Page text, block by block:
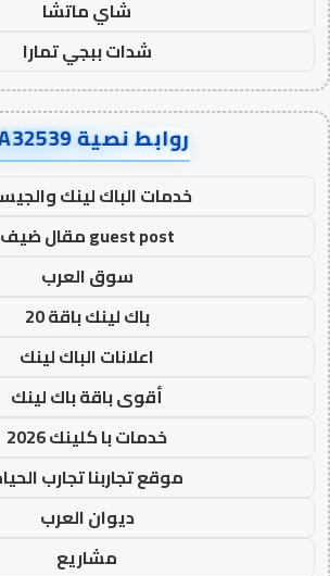
شاي ماتشا
شدات ببجي تمارا
روابط نصية AA32539
خدمات الباك لينك
guest post مقال ضيف
سوق العرب
باك لينك باقة 20
اعلانات الباك لينك
أقوى باقة باك لينك
خدمات با كلينك 2026
موقع تجاربنا تجارب
ديوان العرب
مشاريع